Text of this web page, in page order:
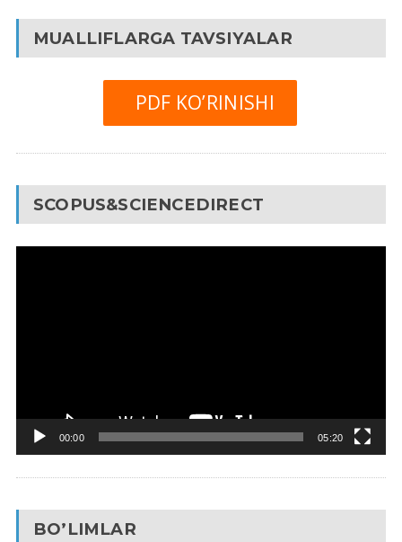
MUALLIFLARGA TAVSIYALAR
PDF KO’RINISHI
SCOPUS&SCIENCEDIRECT
00:00 05:20
BO’LIMLAR